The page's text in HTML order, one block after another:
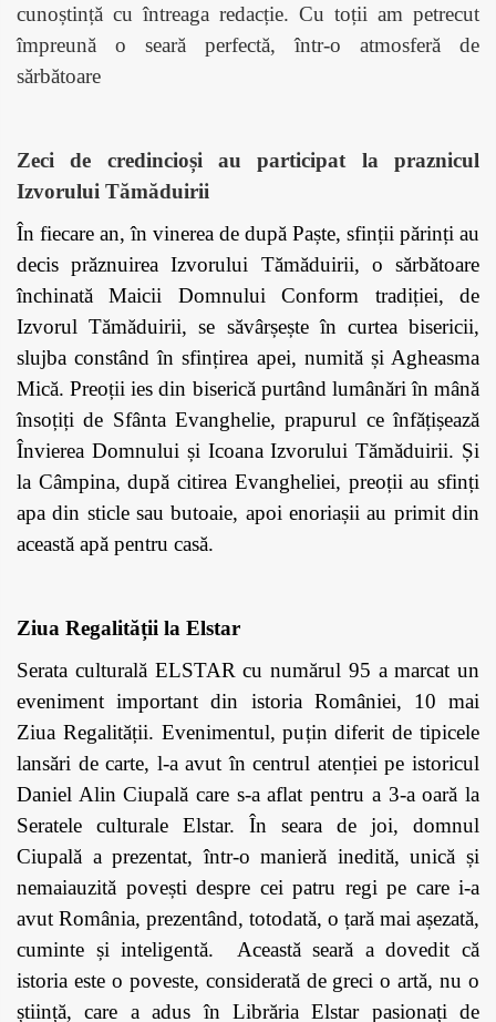
cunoștință cu întreaga redacție. Cu toții am petrecut
împreună o seară perfectă, într-o atmosferă de
sărbătoare
Zeci de credincioși au participat la praznicul
Izvorului Tămăduirii
În fiecare an, în vinerea de după Paște, sfinții părinți au
decis prăznuirea Izvorului Tămăduirii, o sărbătoare
închinată Maicii Domnului Conform tradiției, de
Izvorul Tămăduirii, se săvârșește în curtea bisericii,
slujba constând în sfințirea apei, numită și Agheasma
Mică. Preoții ies din biserică purtând lumânări în mână
însoțiți de Sfânta Evanghelie, prapurul ce înfățișează
Învierea Domnului și Icoana Izvorului Tămăduirii. Și
la Câmpina, după citirea Evangheliei, preoții au sfinți
apa din sticle sau butoaie, apoi enoriașii au primit din
această apă pentru casă.
Ziua Regalității la Elstar
Serata culturală ELSTAR cu numărul 95 a marcat un
eveniment important din istoria României, 10 mai
Ziua Regalității. Evenimentul, puțin diferit de tipicele
lansări de carte, l-a avut în centrul atenției pe istoricul
Daniel Alin Ciupală care s-a aflat pentru a 3-a oară la
Seratele culturale Elstar. În seara de joi, domnul
Ciupală a prezentat, într-o manieră inedită, unică și
nemaiauzită povești despre cei patru regi pe care i-a
avut România, prezentând, totodată, o țară mai așezată,
cuminte și inteligentă. Această seară a dovedit că
istoria este o poveste, considerată de greci o artă, nu o
știință, care a adus în Librăria Elstar pasionați de